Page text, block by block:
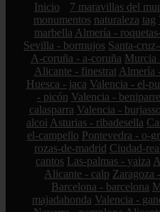
Inicio 7 maravillas del
monumentos naturaleza tag
marbella Almería -
Sevilla - bormujos Santa-
A-coruña - a-coruña Murcia
Alicante - finestrat Almería
Huesca - jaca Valencia - el-
- picón Valencia -
calasparra Valencia -
alcoi Asturias - ribadesella
el-campello Pontevedra - o-
rozas-de-madrid Ciudad-
cantos Las-palmas - yaiza
Alicante - calp Zaragoza
Barcelona - barcelona
majadahonda Valencia -